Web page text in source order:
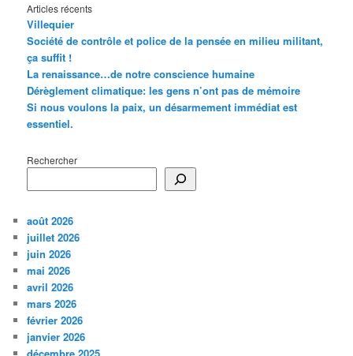
Articles récents
Villequier
Société de contrôle et police de la pensée en milieu militant,
ça suffit !
La renaissance…de notre conscience humaine
Dérèglement climatique: les gens n’ont pas de mémoire
Si nous voulons la paix, un désarmement immédiat est
essentiel.
Rechercher
août 2026
juillet 2026
juin 2026
mai 2026
avril 2026
mars 2026
février 2026
janvier 2026
décembre 2025